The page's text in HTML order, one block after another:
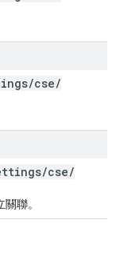
/cse/
/cse/
聯。